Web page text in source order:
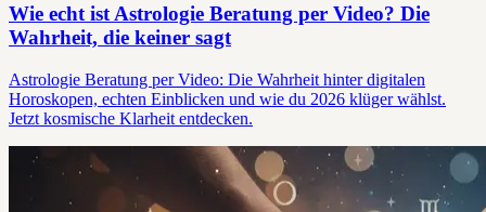
Wie echt ist Astrologie Beratung per Video? Die
Wahrheit, die keiner sagt
Astrologie Beratung per Video: Die Wahrheit hinter digitalen
Horoskopen, echten Einblicken und wie du 2026 klüger wählst.
Jetzt kosmische Klarheit entdecken.